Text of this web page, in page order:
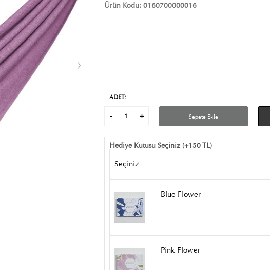
Ürün Kodu: 0160700000016
ADET:
Sepete Ekle
Hediye Kutusu Seçiniz (+150 TL)
Seçiniz
Blue Flower
Pink Flower